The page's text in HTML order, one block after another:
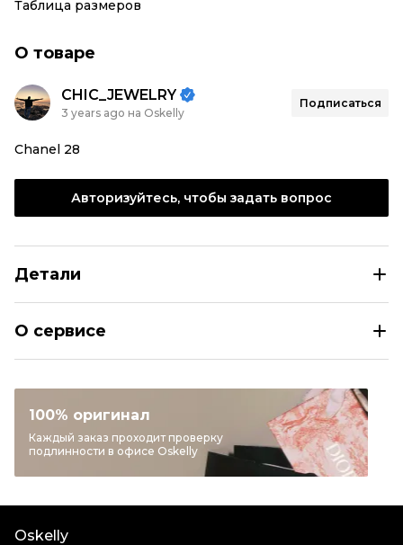
Таблица размеров
О товаре
CHIC_JEWELRY
3 years ago на Oskelly
Подписаться
Chanel 28
Авторизуйтесь, чтобы задать вопрос
Детали
Категория
Сумки через плечо
Бренд
CHANEL
Модель
Gabrielle
О сервисе
100% оригинал
Каждый заказ проходит проверку
подлинности в офисе Oskelly
Oskelly